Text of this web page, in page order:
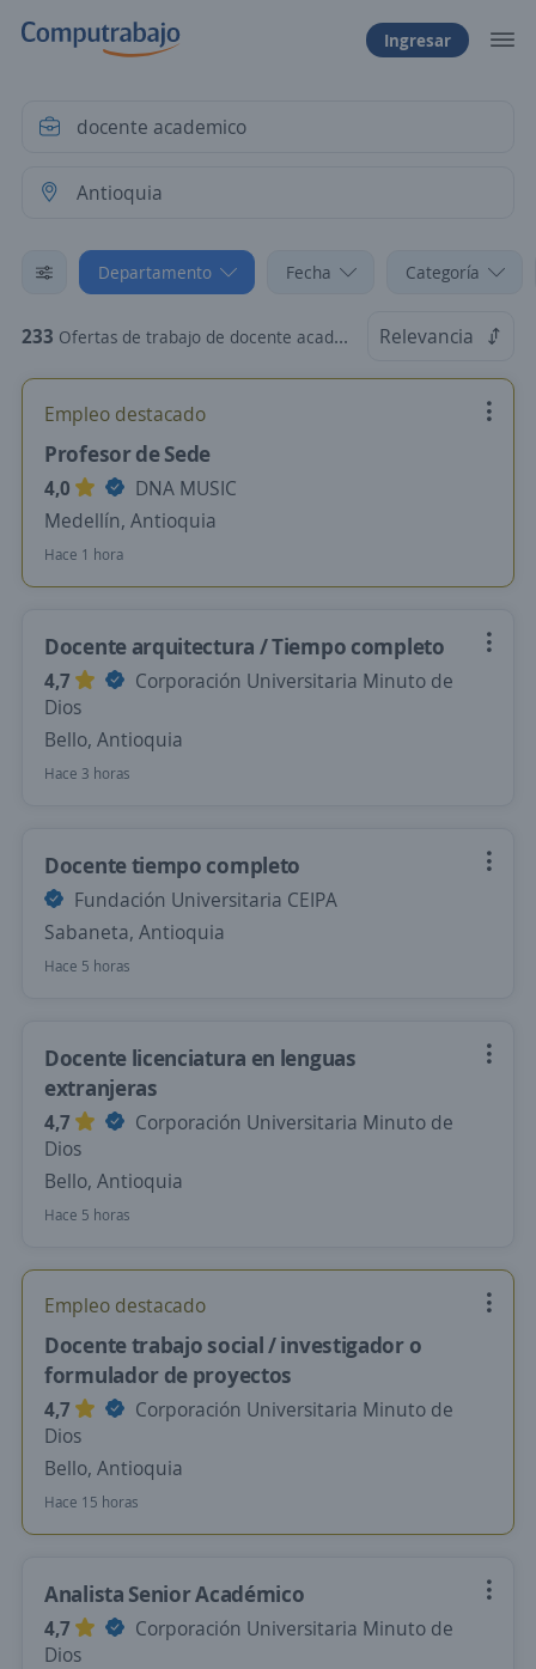
Ingresar
Departamento Fecha Categoría
233 Ofertas de trabajo de docente academico en Antioquia Relevancia
Empleo destacado
Profesor de Sede
4,0
DNA MUSIC
Medellín, Antioquia
Hace 1 hora
Docente arquitectura / Tiempo completo
4,7
Corporación Universitaria Minuto de
Dios
Bello, Antioquia
Hace 3 horas
Docente tiempo completo
Fundación Universitaria CEIPA
Sabaneta, Antioquia
Hace 5 horas
Docente licenciatura en lenguas
extranjeras
4,7
Corporación Universitaria Minuto de
Dios
Bello, Antioquia
Hace 5 horas
Empleo destacado
Docente trabajo social / investigador o
formulador de proyectos
4,7
Corporación Universitaria Minuto de
Dios
Bello, Antioquia
Hace 15 horas
Analista Senior Académico
4,7
Corporación Universitaria Minuto de
Dios